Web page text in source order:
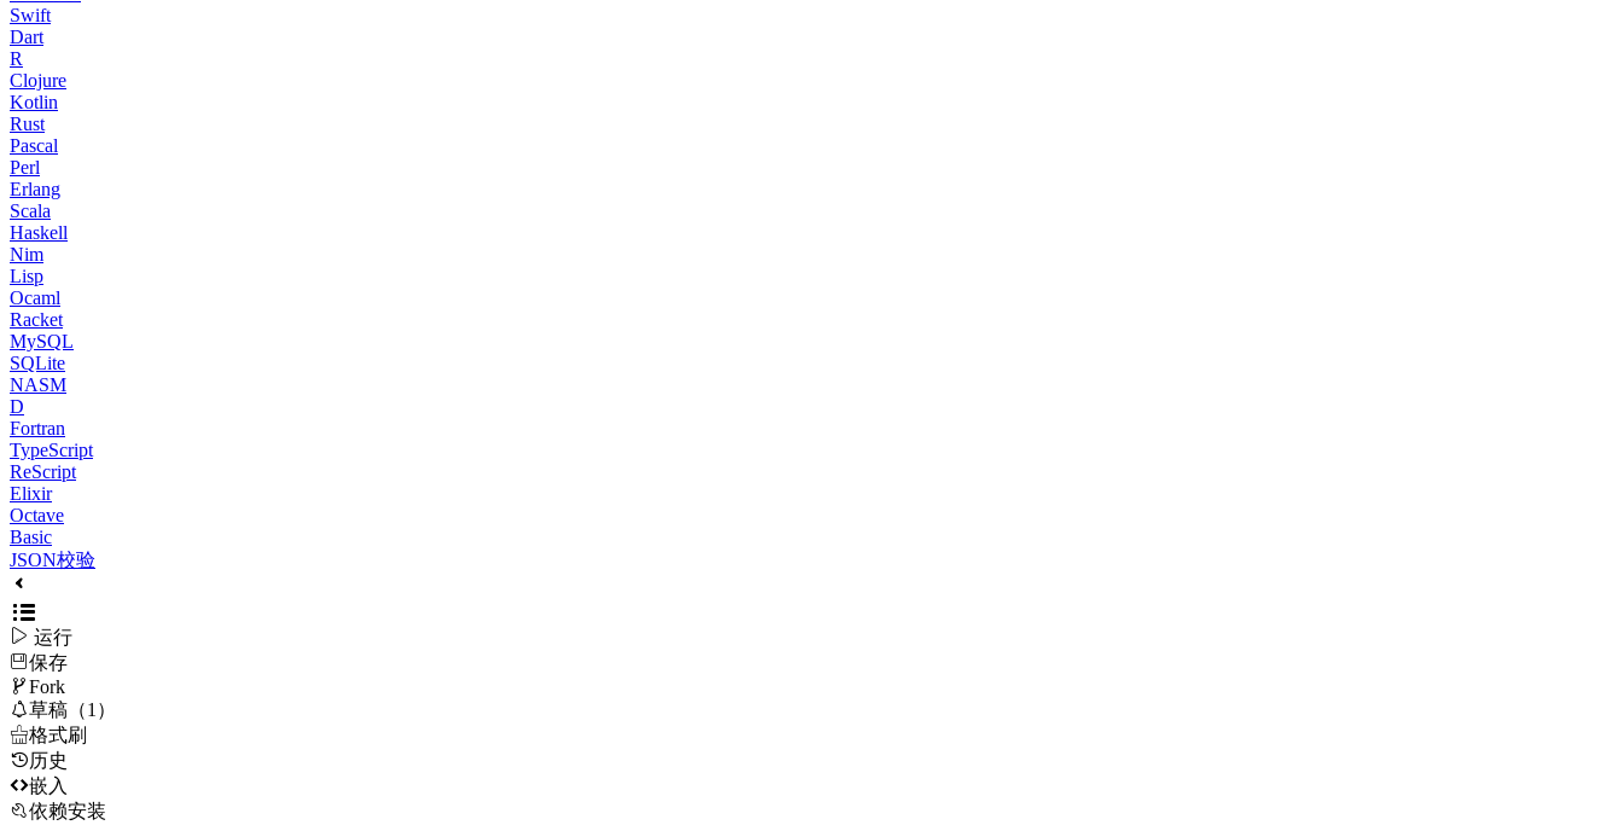
Swift
Dart
R
Clojure
Kotlin
Rust
Pascal
Perl
Erlang
Scala
Haskell
Nim
Lisp
Ocaml
Racket
MySQL
SQLite
NASM
D
Fortran
TypeScript
ReScript
Elixir
Octave
Basic
JSON校验
 运行
保存
Fork
草稿（1）
格式刷
历史
嵌入
依赖安装